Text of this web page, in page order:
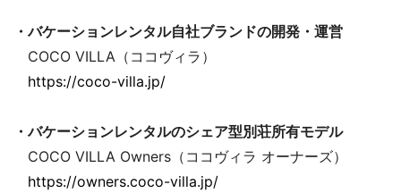
・バケーションレンタル自社ブランドの開発・運営
COCO VILLA（ココヴィラ）
https://coco-villa.jp/
・バケーションレンタルのシェア型別荘所有モデル
COCO VILLA Owners（ココヴィラ オーナーズ）
https://owners.coco-villa.jp/